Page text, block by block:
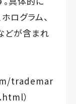
ログラム、
どが含まれ
trademar
）